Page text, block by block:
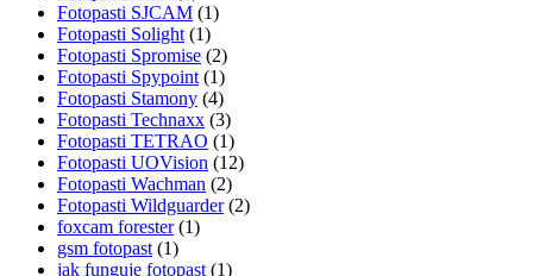
Fotopasti SJCAM (1)
Fotopasti Solight (1)
Fotopasti Spromise (2)
Fotopasti Spypoint (1)
Fotopasti Stamony (4)
Fotopasti Technaxx (3)
Fotopasti TETRAO (1)
Fotopasti UOVision (12)
Fotopasti Wachman (2)
Fotopasti Wildguarder(2)
foxcam forester(1)
gsm fotopast (1)
jak funguje fotopast (1)